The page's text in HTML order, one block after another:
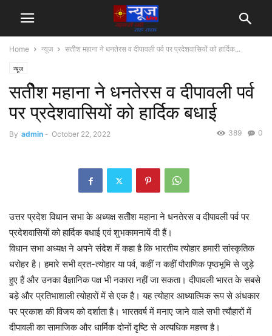
Home न्यूज सतीेश महाना ने धनतेरस व दीपावली पर्व पर प्रदेशवासियों को हार्दिक...
न्यूज
सतीेश महाना ने धनतेरस व दीपावली पर्व
पर प्रदेशवासियों को हार्दिक बधाई
By admin - October 22, 2022 0
389
उत्तर प्रदेश विधान सभा के अध्यक्ष सतीेश महाना ने धनतेरस व दीपावली पर्व पर
प्रदेशवासियों को हार्दिक बधाई एवं शुभकामनायें दी हैं।
विधान सभा अध्यक्ष ने अपने संदेश में कहा है कि भारतीय त्योहार हमारी सांस्कृतिक
धरोहर है। हमारे सभी व्रत-त्योहार या पर्व, कहीं न कहीं पौराणिक पृष्ठभूमि से जुड़े
हुए हैं और उनका वैज्ञानिक पक्ष भी नकारा नहीं जा सकता। दीपावली भारत के सबसे
बड़े और प्रतिभाशाली त्योहारों में से एक है। यह त्योहार आध्यात्मिक रूप से अंधकार
पर प्रकाश की विजय को दर्शाता है। भारतवर्ष में मनाए जाने वाले सभी त्यौहारों में
दीपावली का सामाजिक और धार्मिक दोनों दृष्टि से अत्यधिक महत्त्व है।